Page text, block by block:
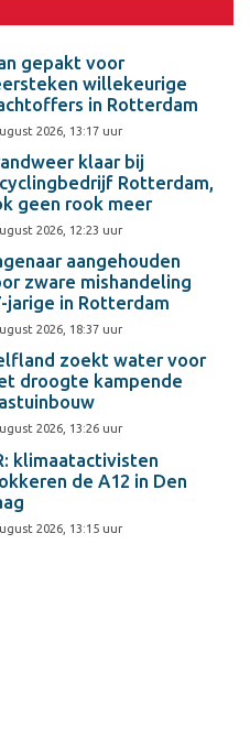
gepakt voor
willekeurige
in Rotterdam
2026, 13:17 uur
klaar bij
Rotterdam,
geen rook meer
2026, 12:23 uur
aangehouden
zware mishandeling
jarige in Rotterdam
2026, 18:37 uur
zoekt water voor
droogte kampende
2026, 13:26 uur
klimaatactivisten
de A12 in Den
2026, 13:15 uur